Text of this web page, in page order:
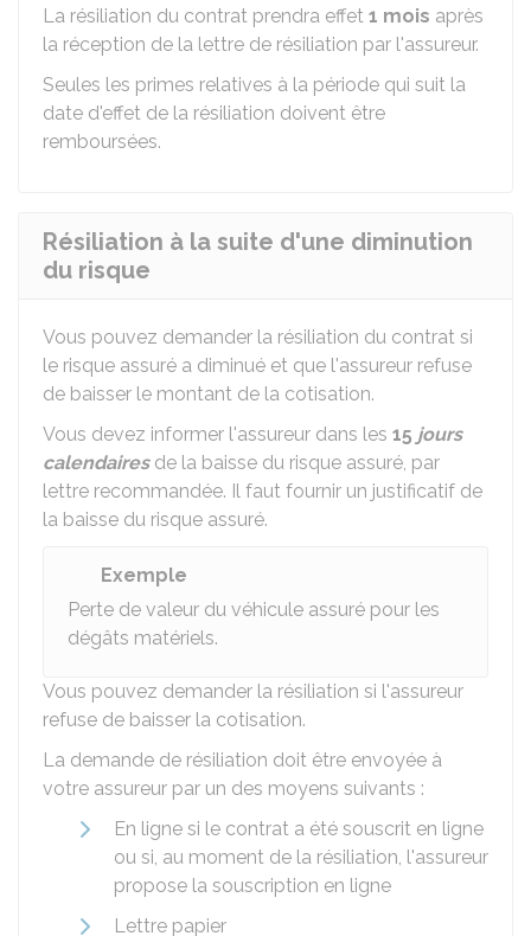
La résiliation du contrat prendra effet 1 mois après
la réception de la lettre de résiliation par l'assureur.
Seules les primes relatives à la période qui suit la
date d'effet de la résiliation doivent être
remboursées.
Résiliation à la suite d'une diminution
du risque
Vous pouvez demander la résiliation du contrat si
le risque assuré a diminué et que l'assureur refuse
de baisser le montant de la cotisation.
Vous devez informer l'assureur dans les 15 jours
calendairesde la baisse du risque assuré, par
lettre recommandée. Il faut fournir un justificatif de
la baisse du risque assuré.
Exemple
Perte de valeur du véhicule assuré pour les
dégâts matériels.
Vous pouvez demander la résiliation si l'assureur
refuse de baisser la cotisation.
La demande de résiliation doit être envoyée à
votre assureur par un des moyens suivants :
En ligne si le contrat a été souscrit en ligne
ou si, au moment de la résiliation, l'assureur
propose la souscription en ligne
Lettre papier